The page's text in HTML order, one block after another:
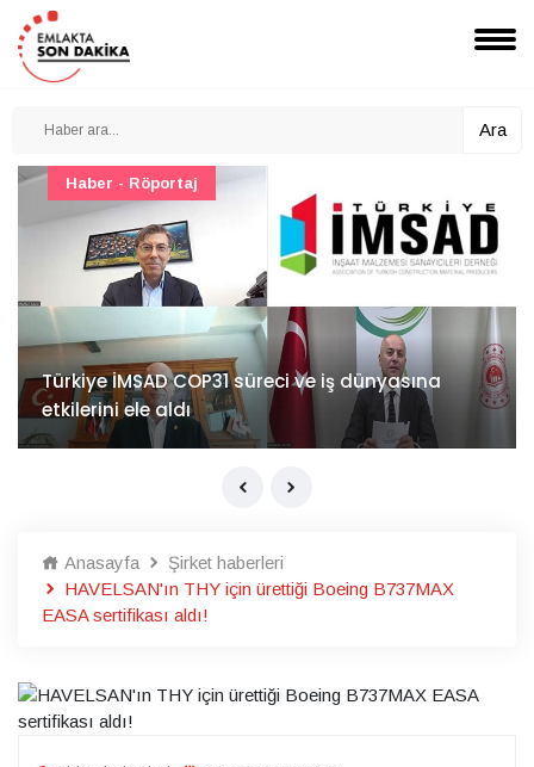
Ara
Türkiye İMSAD COP31 süreci ve iş dünyasına
etkilerini ele aldı
Haber - Röportaj
Anasayfa
Şirket haberleri
HAVELSAN'ın THY için ürettiği Boeing B737MAX
EASA sertifikası aldı!